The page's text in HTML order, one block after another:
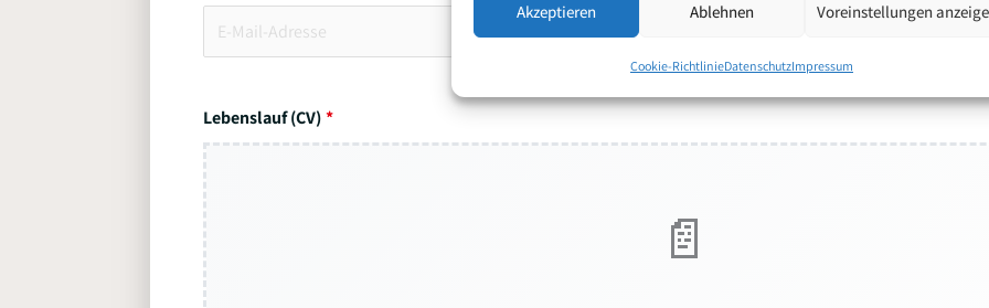
Akzeptieren Ablehnen Voreinstellungen
Cookie-RichtlinieDatenschutzImpressum
Lebenslauf (CV)